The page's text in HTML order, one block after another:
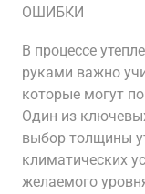
ОШИБКИ
В процессе
руками важно
которые могут
Один из
выбор толщины
климатических
желаемого